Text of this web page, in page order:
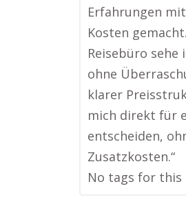
Erfahrungen
Kosten
Reisebüro sehe
ohne
klarer
mich direkt für
entscheiden,
Zusatzkosten.“
No tags for this